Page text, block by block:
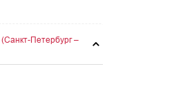
(Санкт-Петербург –